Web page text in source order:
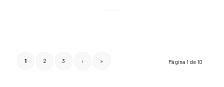
Página 1 de 10
1 2 3 › »